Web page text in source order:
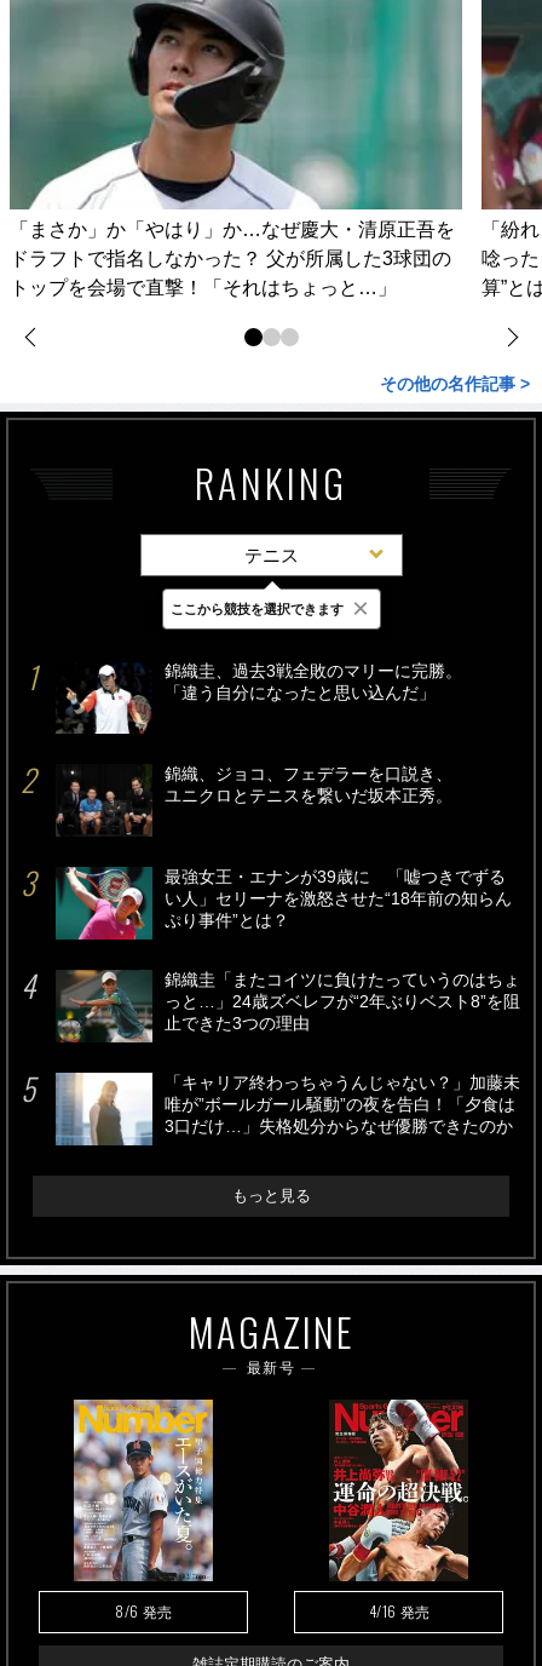
「まさか」か「やはり」か…なぜ慶大・清原正吾を
ドラフトで指名しなかった？ 父が所属した3球団の
トップを会場で直撃！「それはちょっと…」
「紛
唸っ
算”と
その他の名作記事 >
RANKING
テニス
最新 24時間 週間
錦織圭、過去3戦全敗のマリーに完勝。
「違う自分になったと思い込んだ」
錦織、ジョコ、フェデラーを口説き、
ユニクロとテニスを繋いだ坂本正秀。
最強女王・エナンが39歳に 「嘘つきでずる
い人」セリーナを激怒させた“18年前の知らん
ぷり事件”とは？
錦織圭「またコイツに負けたっていうのはちょ
っと…」24歳ズベレフが“2年ぶりベスト8”を阻
止できた3つの理由
「キャリア終わっちゃうんじゃない？」加藤未
唯が”ボールガール騒動”の夜を告白！「夕食は
3口だけ…」失格処分からなぜ優勝できたのか
もっと見る
MAGAZINE
最新号
8/6 発売 4/16 発売
ここから競技を選択できます ×